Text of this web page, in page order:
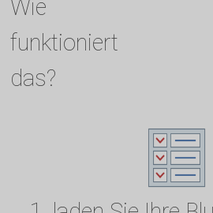
Wie
funktioniert
das?